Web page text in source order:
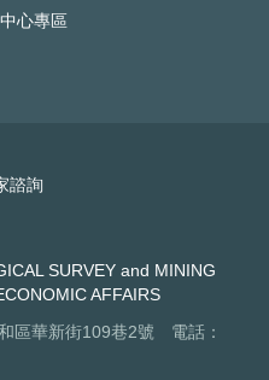
心專區
諮詢
SURVEY and MINING
AFFAIRS
區華新街109巷2號 電話：